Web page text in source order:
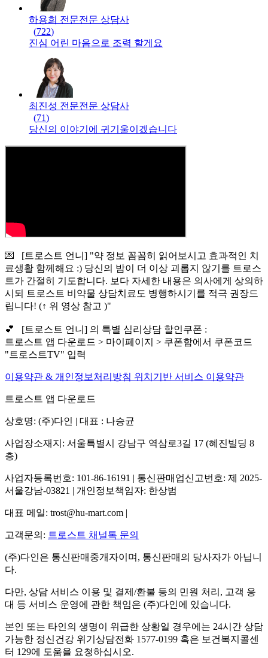
하용희 전문전문 상담사
(722)
진심 어린 마음으로 조력 할게요
최진성 전문전문 상담사
(71)
당신의 이야기에 귀기울이겠습니다
💌 [트로스트 언니] "약 정보 꼼꼼히 읽어보시고 효과적인 치
료생활 함께해요 :) 당신의 밤이 더 이상 괴롭지 않기를 트로스
트가 간절히 기도합니다. 보다 자세한 내용은 의사에게 상의하
시되 트로스트 비약물 상담치료도 병행하시기를 적극 권장드
립니다! (↑ 위 영상 참고 )"
💕 [트로스트 언니] 의 특별 심리상담 할인쿠폰 :
트로스트 앱 다운로드 > 마이페이지 > 쿠폰함에서 쿠폰코드
"트로스트TV" 입력
이용약관 & 개인정보처리방침 위치기반 서비스 이용약관
트로스트 앱 다운로드
상호명: (주)다인 | 대표 : 나승균
사업장소재지: 서울특별시 강남구 역삼로3길 17 (혜진빌딩 8
층)
사업자등록번호: 101-86-16191 | 통신판매업신고번호: 제 2025-
서울강남-03821 | 개인정보책임자: 한상범
대표 메일: trost@hu-mart.com |
고객문의: 트로스트 채널톡 문의
(주)다인은 통신판매중개자이며, 통신판매의 당사자가 아닙니
다.
다만, 상담 서비스 이용 및 결제/환불 등의 민원 처리, 고객 응
대 등 서비스 운영에 관한 책임은 (주)다인에 있습니다.
본인 또는 타인의 생명이 위급한 상황일 경우에는 24시간 상담
가능한 정신건강 위기상담전화 1577-0199 혹은 보건복지콜센
터 129에 도움을 요청하십시오.